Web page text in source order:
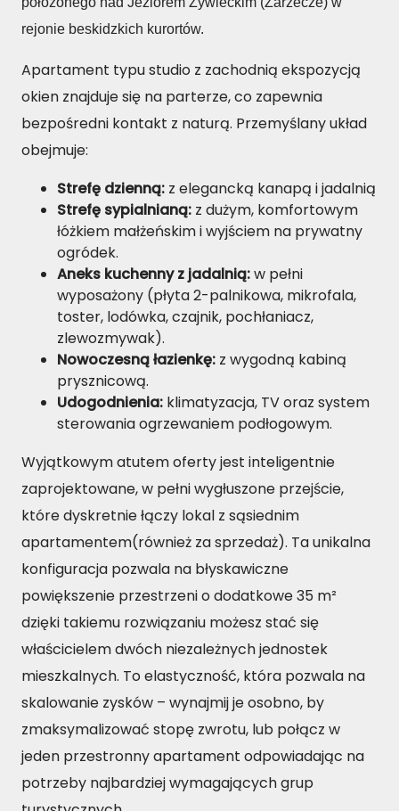
rejonie beskidzkich kurortów.
Apartament typu studio z zachodnią ekspozycją
okien znajduje się na parterze, co zapewnia
bezpośredni kontakt z naturą. Przemyślany układ
obejmuje:
Strefę dzienną: z elegancką kanapą i jadalnią
Strefę sypialnianą: z dużym, komfortowym
łóżkiem małżeńskim i wyjściem na prywatny
ogródek.
Aneks kuchenny z jadalnią:w pełni
wyposażony (płyta 2-palnikowa, mikrofala,
toster, lodówka, czajnik, pochłaniacz,
zlewozmywak).
Nowoczesną łazienkę: z wygodną kabiną
prysznicową.
Udogodnienia: klimatyzacja, TV oraz system
sterowania ogrzewaniem podłogowym.
Wyjątkowym atutem oferty jest inteligentnie
zaprojektowane, w pełni wygłuszone przejście,
które dyskretnie łączy lokal z sąsiednim
apartamentem(również za sprzedaż). Ta unikalna
konfiguracja pozwala na błyskawiczne
powiększenie przestrzeni o dodatkowe 35 m²
dzięki takiemu rozwiązaniu możesz stać się
właścicielem dwóch niezależnych jednostek
mieszkalnych. To elastyczność, która pozwala na
skalowanie zysków – wynajmij je osobno, by
zmaksymalizować stopę zwrotu, lub połącz w
jeden przestronny apartament odpowiadając na
potrzeby najbardziej wymagających grup